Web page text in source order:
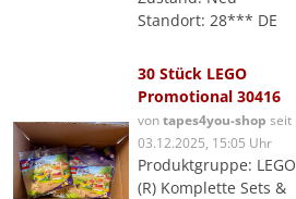
Standort: 28*** DE
30 Stück LEGO
Promotional 30416
vontapes4you-shop seit
03.12.2025, 15:05 Uhr
Produktgruppe: LEGO
(R) Komplette Sets &